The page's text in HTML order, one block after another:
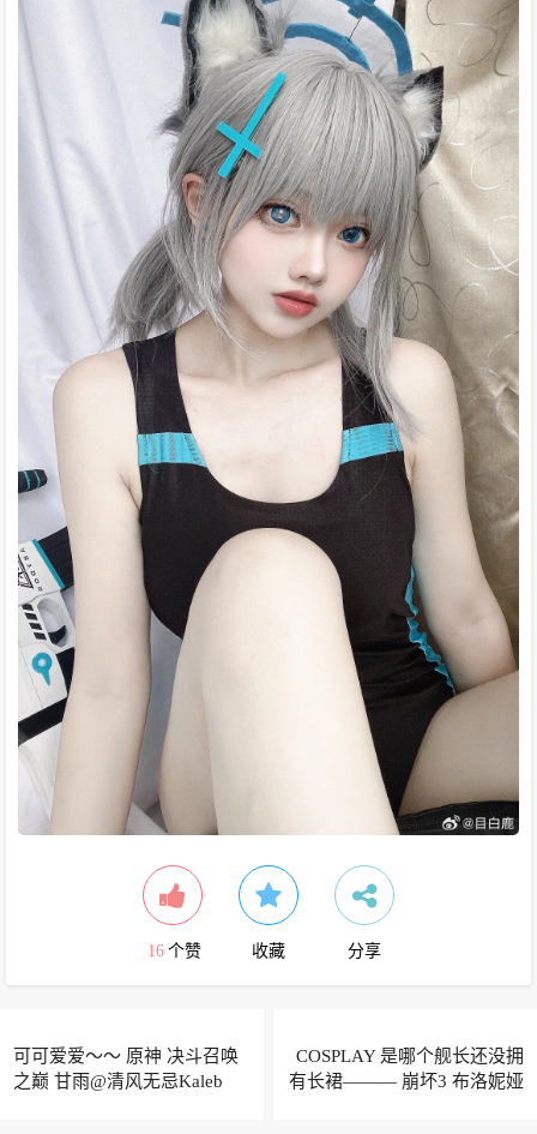
16 个赞 收藏 分享
可可爱爱～～ 原神 决斗召唤
之巅 甘雨@清风无忌Kaleb
COSPLAY 是哪个舰长还没拥
有长裙——— 崩坏3 布洛妮娅